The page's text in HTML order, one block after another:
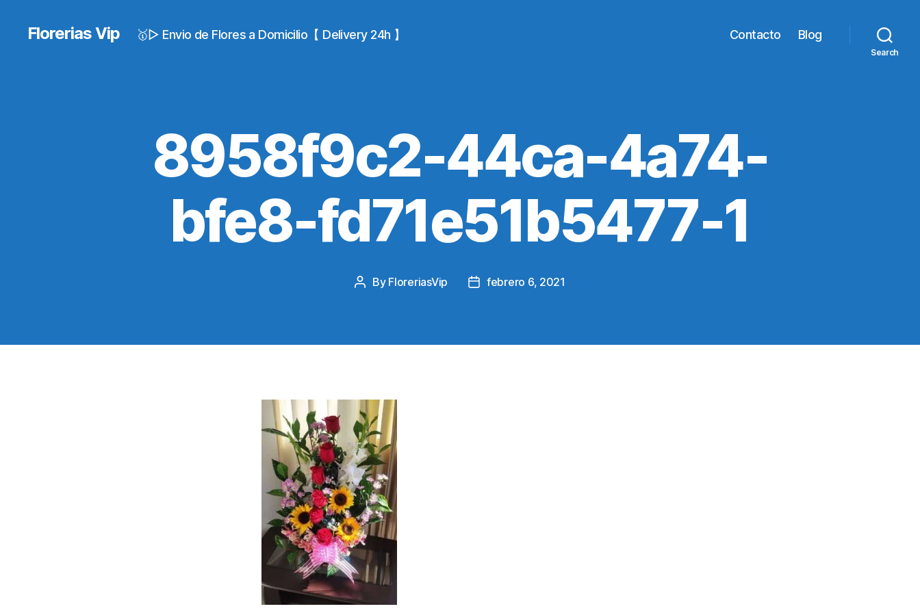
Florerias Vip 🥇▷ Envio de Flores a Domicilio【 Delivery 24h 】 Contacto Blog
Search
8958f9c2-44ca-4a74-
bfe8-fd71e51b5477-1
Post
By FloreriasVip
Postfebrero 6, 2021